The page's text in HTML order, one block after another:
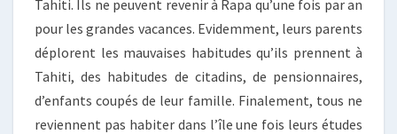
Tahiti. Ils ne peuvent revenir à Rapa qu’une fois par an
pour les grandes vacances. Evidemment, leurs parents
déplorent les mauvaises habitudes qu’ils prennent à
Tahiti, des habitudes de citadins, de pensionnaires,
d’enfants coupés de leur famille. Finalement, tous ne
reviennent pas habiter dans l’île une fois leurs études